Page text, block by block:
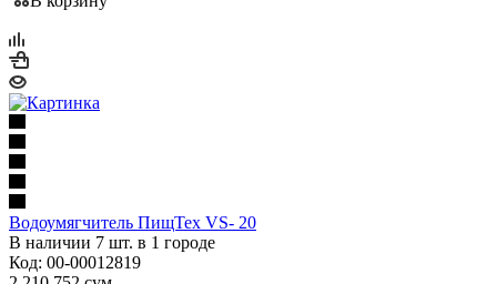
Водоумягчитель ПищТех VS- 20
В наличии 7 шт. в 1 городе
Код: 00-00012819